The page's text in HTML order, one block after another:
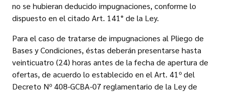
no se hubieran deducido impugnaciones, conforme lo
dispuesto en el citado Art. 141° de la Ley.
Para el caso de tratarse de impugnaciones al Pliego de
Bases y Condiciones, éstas deberán presentarse hasta
veinticuatro (24) horas antes de la fecha de apertura de
ofertas, de acuerdo lo establecido en el Art. 41º del
Decreto Nº 408-GCBA-07 reglamentario de la Ley de